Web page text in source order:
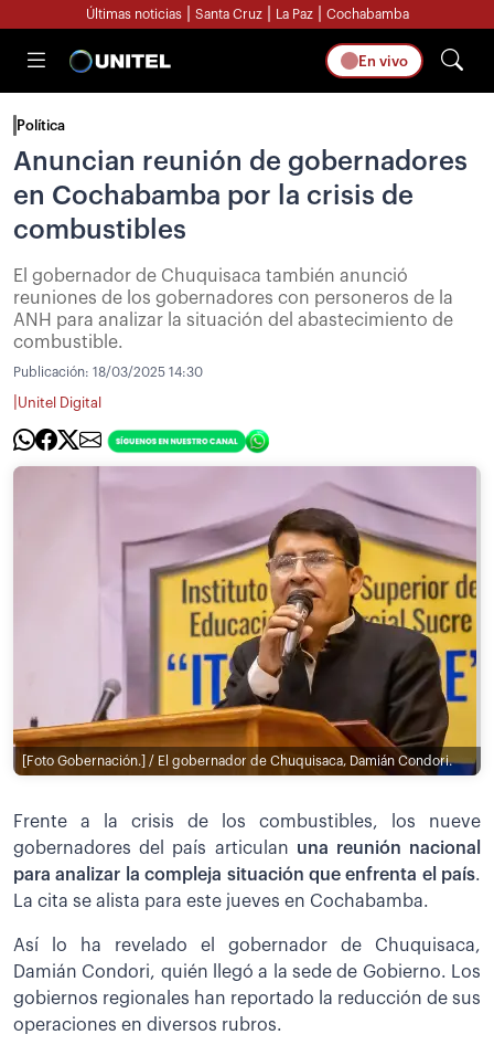
Últimas noticias Santa Cruz La Paz Cochabamba
En vivo
Política
Anuncian reunión de gobernadores
en Cochabamba por la crisis de
combustibles
El gobernador de Chuquisaca también anunció
reuniones de los gobernadores con personeros de la
ANH para analizar la situación del abastecimiento de
combustible.
Publicación: 18/03/2025 14:30
Unitel Digital
[Foto Gobernación.] / El gobernador de Chuquisaca, Damián Condori.
Frente a la crisis de los combustibles, los nueve
gobernadores del país articulan una reunión nacional
para analizar la compleja situación que enfrenta el país.
La cita se alista para este jueves en Cochabamba.
Así lo ha revelado el gobernador de Chuquisaca,
Damián Condori, quién llegó a la sede de Gobierno. Los
gobiernos regionales han reportado la reducción de sus
operaciones en diversos rubros.